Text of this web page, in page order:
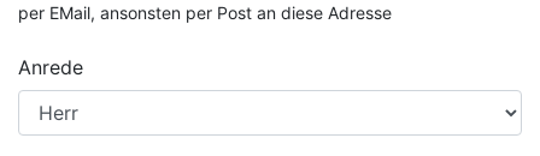
per EMail, ansonsten per Post an diese Adresse
Anrede